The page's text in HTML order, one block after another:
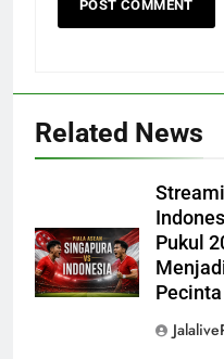
Related News
Pukul